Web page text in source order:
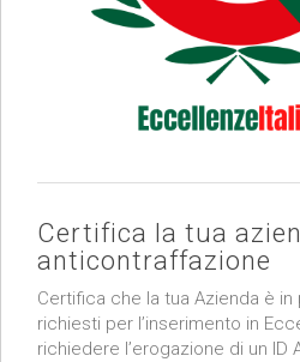
Certifica la tua
anticontraffazione
Certifica che la tua Azienda è
richiesti per l’inserimento in
richiedere l’erogazione di un ID